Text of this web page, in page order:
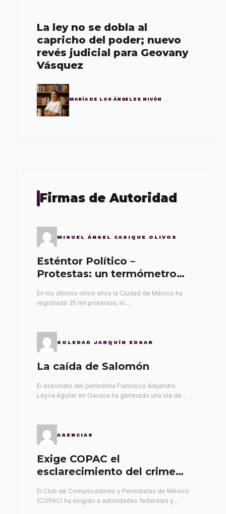
La ley no se dobla al
capricho del poder; nuevo
revés judicial para Geovany
Vásquez
MARÍA DE LOS ÁNGELES NIVÓN
Firmas de Autoridad
MIGUEL ÁNGEL CASIQUE OLIVOS
Esténtor Político –
Protestas: un termómetro
En los últimos cinco años la Ciudad de México ha
registrado 25 mil protestas, lo…
SOLEDAD JARQUÍN EDGAR
La caída de Salomón
El asesinato del periodista Francisco Alejandro
Leyva Aguilar en Oaxaca ha generado una ola de…
AGENCIAS
Exige COPAC el
esclarecimiento del crimen
El Club de Comunicadores y Periodistas de México
(COPAC) ha exigido a autoridades federales y…